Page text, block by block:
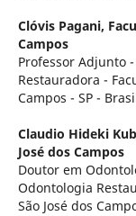
Clóvis Pagani,
Campos
Professor Adjunto
Restauradora -
Campos - SP -
Claudio Hideki
José dos Campos
Doutor em
Odontologia
São José dos